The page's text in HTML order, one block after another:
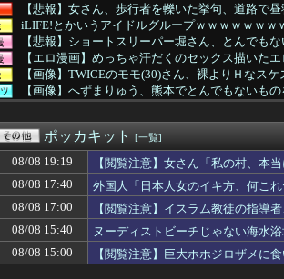
【悲報】女さん、歩行者を轢いた挙句、道路で
iLIFE!とかいうアイドルグループｗｗｗｗｗｗｗ
【悲報】ショートスリーパー堀さん、とんでも
【エロ漫画】めっちゃ汗だくのセックス描いた
【画像】TWICEのモモ(30)さん、裸よりＨなス
【画像】へずまりゅう、熊本でとんでもないも
韓国現地メディア「4強神話も疑われる恥ずべき
【AKB48】伊藤百花さんのカバンの中身がこちら
【NBA】ケビン・ラブ陣営がPHIと接触？レブロ
”サ終” 相次ぐスマホゲーム、倒産も急増 過去
阪神・神宮、火消しに成功wwwwwwwww
PCゲーム「まず20万円以上のPCを買います」←
【闇】『強度行動障害』の女の子、自分をグー
【サッカー】韓国サッカー協会、性接待疑惑 日
【学園アイドルマスター】一番くじ「学園アイド
ポッカキット [一覧]
08/08 19:19
【閲覧注意】女さん「私の村、本
08/08 17:40
外国人「日本人女のイキ方、何こ
08/08 17:00
【閲覧注意】イスラム教徒の指導
08/08 15:40
ヌーディストビーチじゃない海水
08/08 15:00
【閲覧注意】巨大ホホジロザメに